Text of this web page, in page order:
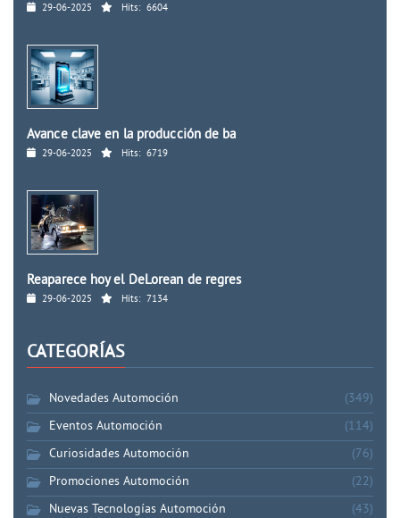
29-06-2025 Hits: 6604
Avance clave en la producción de ba
29-06-2025 Hits: 6719
Reaparece hoy el DeLorean de regres
29-06-2025 Hits: 7134
CATEGORÍAS
Novedades Automoción
(349)
Eventos Automoción
(114)
Curiosidades Automoción
(76)
Promociones Automoción
(22)
Nuevas Tecnologías Automoción
(43)